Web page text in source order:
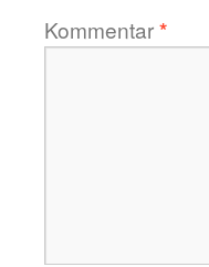
Kommentar*